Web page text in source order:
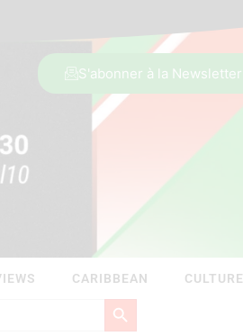
S'abonner à la Newsletter
CARIBBEAN CULTURE
Search Button